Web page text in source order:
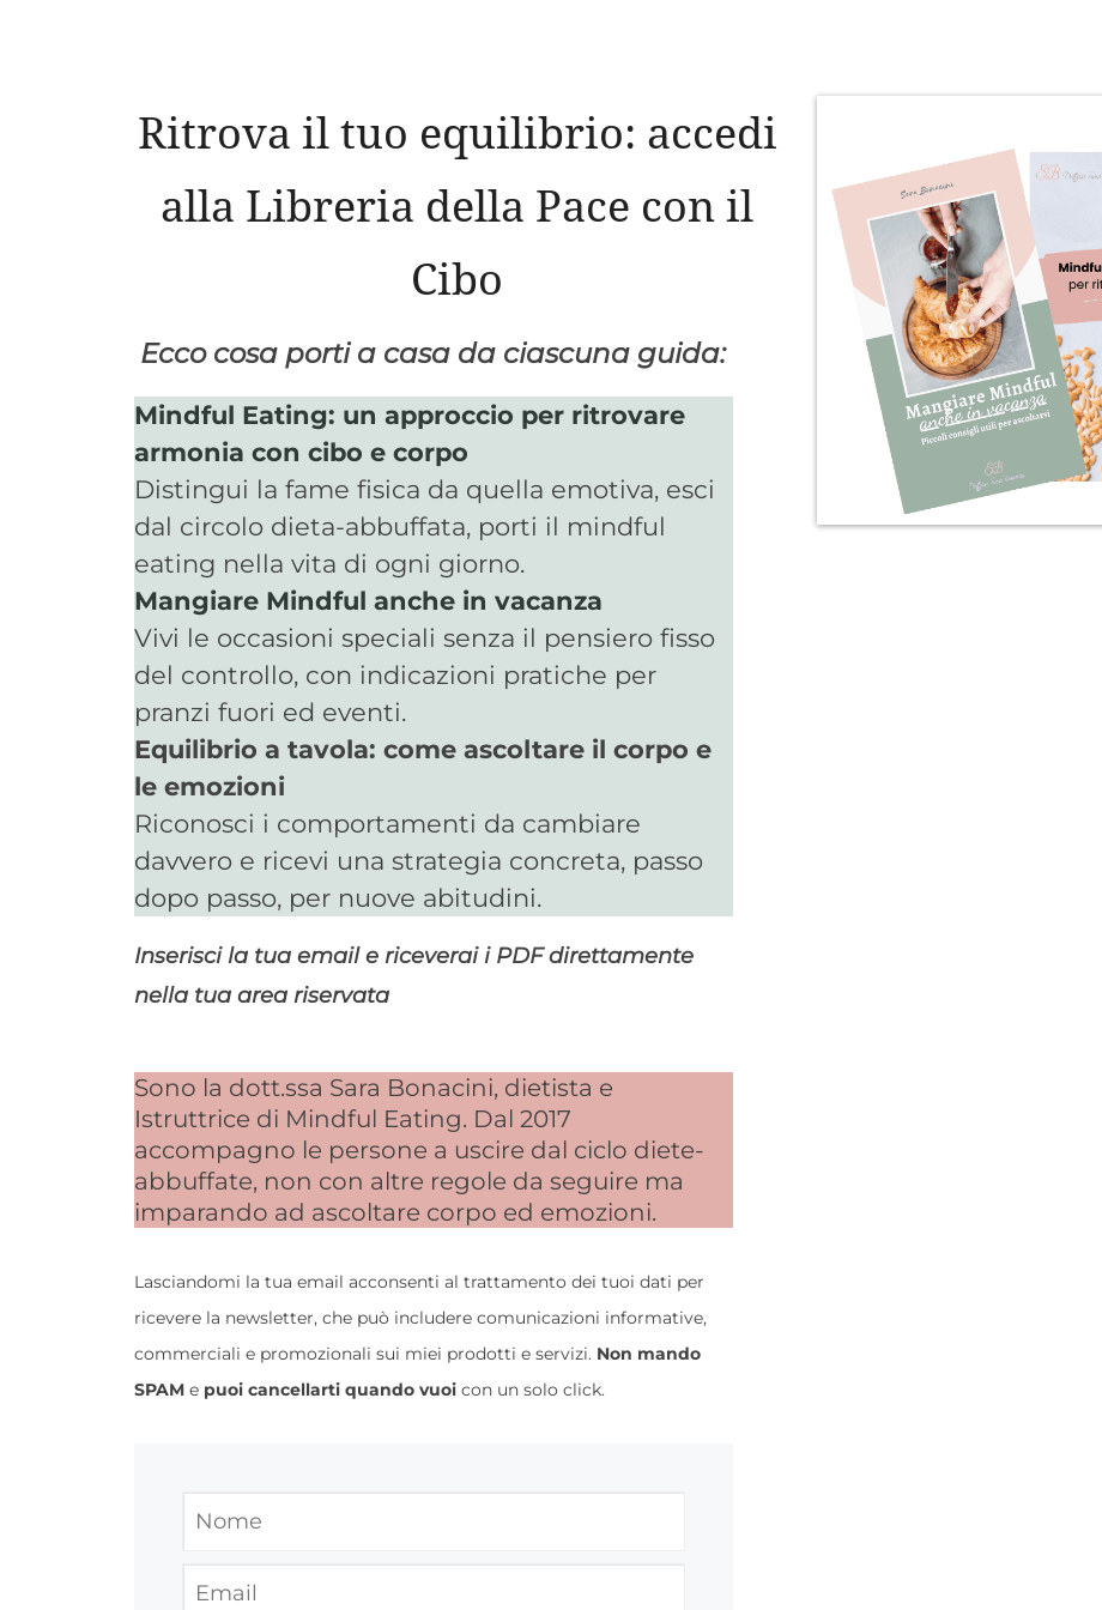
Ritrova il tuo equilibrio: accedi
alla Libreria della Pace con il
Cibo
Ecco cosa porti a casa da ciascuna guida:
Mindful Eating: un approccio per ritrovare
armonia con cibo e corpo
Distingui la fame fisica da quella emotiva, esci
dal circolo dieta-abbuffata, porti il mindful
eating nella vita di ogni giorno.
Mangiare Mindful anche in vacanza
Vivi le occasioni speciali senza il pensiero fisso
del controllo, con indicazioni pratiche per
pranzi fuori ed eventi.
Equilibrio a tavola: come ascoltare il corpo e
le emozioni
Riconosci i comportamenti da cambiare
davvero e ricevi una strategia concreta, passo
dopo passo, per nuove abitudini.
Inserisci la tua email e riceverai i PDF direttamente
nella tua area riservata
Sono la dott.ssa Sara Bonacini, dietista e
Istruttrice di Mindful Eating. Dal 2017
accompagno le persone a uscire dal ciclo diete-
abbuffate, non con altre regole da seguire ma
imparando ad ascoltare corpo ed emozioni.
Lasciandomi la tua email acconsenti al trattamento dei tuoi dati per
ricevere la newsletter, che può includere comunicazioni informative,
commerciali e promozionali sui miei prodotti e servizi. Non mando
SPAM e puoi cancellarti quando vuoi con un solo click.